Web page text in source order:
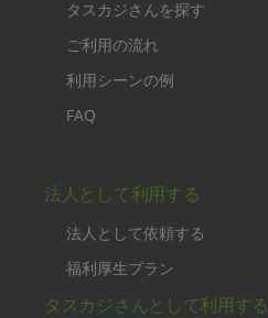
タスカジさんを探す
ご利用の流れ
利用シーンの例
FAQ
法人として利用する
法人として依頼する
福利厚生プラン
タスカジさんとして利用する